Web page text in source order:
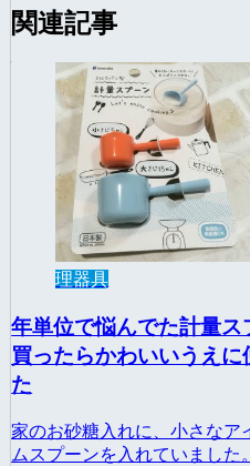
関連記事
理器具
年単位で悩んでた計量ス
買ったらかわいいうえに
た
家のお砂糖入れに、小さなア
ムスプーンを入れていました